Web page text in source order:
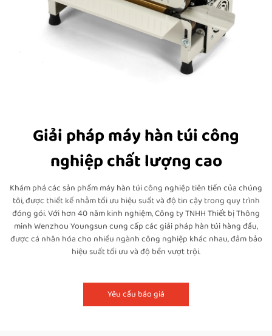
Giải pháp máy hàn túi công
nghiệp chất lượng cao
Khám phá các sản phẩm máy hàn túi công nghiệp tiên tiến của chúng
tôi, được thiết kế nhằm tối ưu hiệu suất và độ tin cậy trong quy trình
đóng gói. Với hơn 40 năm kinh nghiệm, Công ty TNHH Thiết bị Thông
minh Wenzhou Youngsun cung cấp các giải pháp hàn túi hàng đầu,
được cá nhân hóa cho nhiều ngành công nghiệp khác nhau, đảm bảo
hiệu suất tối ưu và độ bền vượt trội.
Yêu cầu báo giá